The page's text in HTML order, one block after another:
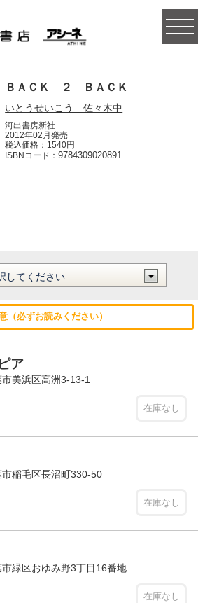
ＢＡＣＫ ２ ＢＡＣＫ
いとうせいこう 佐々木中
河出書房新社
2012年02月発売
税込価格：1540円
ISBNコード：9784309020891
必ずお読みください）
ア
美浜区高洲3-13-1
在庫なし
稲毛区長沼町330-50
在庫なし
緑区おゆみ野3丁目16番地
在庫なし